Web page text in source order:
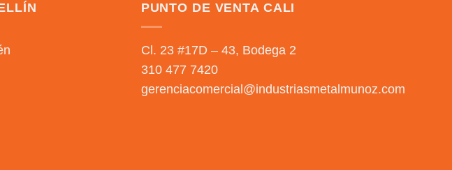
PUNTO DE VENTA CALI
Cl. 23 #17D – 43, Bodega 2
310 477 7420
gerenciacomercial@industriasmetalmunoz.com